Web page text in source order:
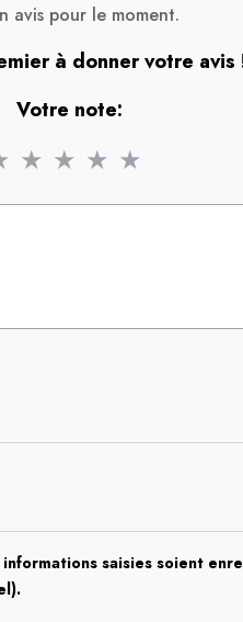
avis pour le moment.
à donner votre avis
Votre note:
★ ★ ★ ★
saisies soient